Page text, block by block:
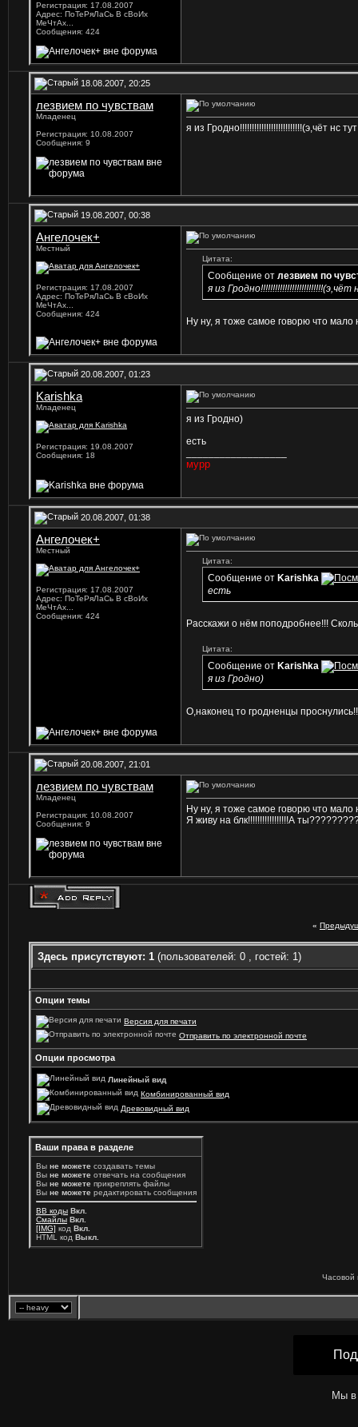
Регистрация: 17.08.2007
Адрес: ПоТеРяЛаСь В сВоИх
МеЧтАх...
Сообщения: 424
18.08.2007, 20:25
лезвием по чувствам
Младенец
Регистрация: 10.08.2007
Сообщения: 9
я из Гродно!!!!!!!!!!!!!!!!!!!!!!!!!!(э,чёт нс
19.08.2007, 00:38
Ангелочек+
Местный
Регистрация: 17.08.2007
Адрес: ПоТеРяЛаСь В сВоИх
МеЧтАх...
Сообщения: 424
Цитата:
Сообщение от лезвием по
я из
Ну ну, я тоже самое говорю что мало
20.08.2007, 01:23
Karishka
Младенец
Регистрация: 19.08.2007
Сообщения: 18
я из Гродно)
есть
мурр
20.08.2007, 01:38
Ангелочек+
Местный
Регистрация: 17.08.2007
Адрес: ПоТеРяЛаСь В сВоИх
МеЧтАх...
Сообщения: 424
Цитата:
Сообщение от Karishka
есть
Расскажи о нём поподробнее!!!
Цитата:
Сообщение от Karishka
я из Гродно)
О,наконец то гродненцы
20.08.2007, 21:01
лезвием по чувствам
Младенец
Регистрация: 10.08.2007
Сообщения: 9
Ну ну, я тоже самое говорю что
Я живу на блк!!!!!!!!!!!!!!!!!А
«
Здесь присутствуют: 1 (пользователей: 0 , гостей: 1)
Опции темы
Версия для печати
Отправить по электронной почте
Опции просмотра
Линейный вид
Комбинированный вид
Древовидный вид
Ваши права в разделе
Вы не можете создавать темы
Вы не можете отвечать на сообщения
Вы не можете прикреплять файлы
Вы не можете редактировать сообщения
BB коды Вкл.
Смайлы Вкл.
[IMG] код Вкл.
HTML код Выкл.
Часовой
Мы в